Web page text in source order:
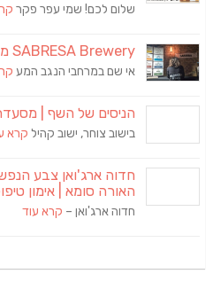
שלום לכם! שמי עפר פקר
SABRESA Brewery מבשלת שיכר | מבשלת בירה
אי שם במרחבי הנגב המע
הניסים של השף |
בישוב צוחר, ישוב קהיל קרא
חדוה ארג'ואן צבע
האורה סומא | אימון
חדוה ארג'ואן – קרא עוד